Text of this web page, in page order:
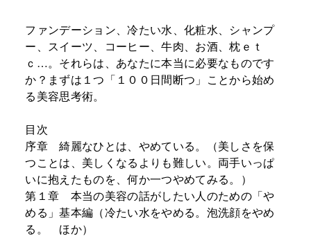
ファンデーション、冷たい水、化粧水、シャンプ
ー、スイーツ、コーヒー、牛肉、お酒、枕ｅｔ
ｃ…。それらは、あなたに本当に必要なものです
か？まずは１つ「１００日間断つ」ことから始め
る美容思考術。
目次
序章 綺麗なひとは、やめている。（美しさを保
つことは、美しくなるよりも難しい。両手いっぱ
いに抱えたものを、何か一つやめてみる。）
第１章 本当の美容の話がしたい人のための「や
める」基本編（冷たい水をやめる。泡洗顔をやめ
る。 ほか）